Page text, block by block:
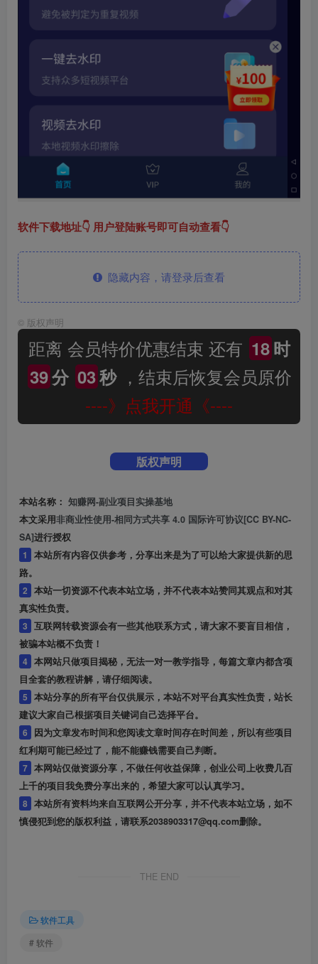
软件下载地址👇 用户登陆账号即可自动查看👇
隐藏内容，请登录后查看
© 版权声明
距离 会员特价优惠结束 还有 18时
39分 02秒，结束后恢复会员原价
----》点我开通《----
版权声明
本站名称： 知赚网-副业项目实操基地
本文采用非商业性使用-相同方式共享 4.0 国际许可协议[CC BY-NC-
SA]进行授权
1
本站所有内容仅供参考，分享出来是为了可以给大家提供新的思
路。
2 本站一切资源不代表本站立场，并不代表本站赞同其观点和对其
真实性负责。
3 互联网转载资源会有一些其他联系方式，请大家不要盲目相信，
被骗本站概不负责！
4 本网站只做项目揭秘，无法一对一教学指导，每篇文章内都含项
目全套的教程讲解，请仔细阅读。
5 本站分享的所有平台仅供展示，本站不对平台真实性负责，站长
建议大家自己根据项目关键词自己选择平台。
6
因为文章发布时间和您阅读文章时间存在时间差，所以有些项目
红利期可能已经过了，能不能赚钱需要自己判断。
7 本网站仅做资源分享，不做任何收益保障，创业公司上收费几百
上千的项目我免费分享出来的，希望大家可以认真学习。
8 本站所有资料均来自互联网公开分享，并不代表本站立场，如不
慎侵犯到您的版权利益，请联系2038903317@qq.com删除。
THE END
软件工具
# 软件